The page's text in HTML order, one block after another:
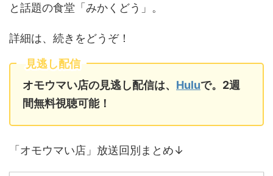
と話題の食堂「みかくどう」。
詳細は、続きをどうぞ！
見逃し配信
オモウマい店の見逃し配信は、 Huluで。2週
間無料視聴可能！
「オモウマい店」放送回別まとめ↓